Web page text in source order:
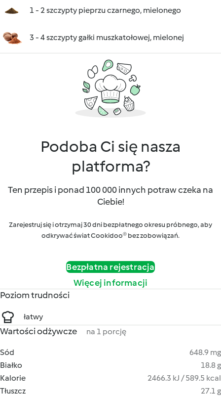
1 - 2 szczypty pieprzu czarnego, mielonego
3 - 4 szczypty gałki muszkatołowej, mielonej
Podoba Ci się nasza
platforma?
Ten przepis i ponad 100 000 innych potraw czeka na
Ciebie!
Zarejestruj się i otrzymaj 30 dni bezpłatnego okresu próbnego, aby
odkrywać świat Cookidoo® bez zobowiązań.
Bezpłatna rejestracja
Więcej informacji
Poziom trudności
łatwy
Wartości odżywcze na 1 porcję
Sód
648.9 mg
Białko
18.8 g
Kalorie
2466.3 kJ / 589.5 kcal
Tłuszcz
27.1 g